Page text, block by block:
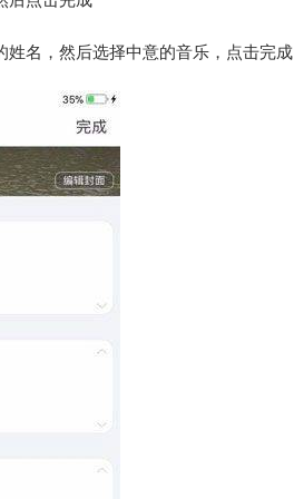
名，然后选择中意的音乐，点击完成